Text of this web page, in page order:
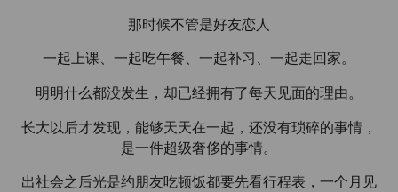
那时候不管是好友恋人
一起上课、一起吃午餐、一起补习、一起走回家。
明明什么都没发生，却已经拥有了每天见面的理由。
长大以后才发现，能够天天在一起，还没有琐碎的事情，
是一件超级奢侈的事情。
出社会之后光是约朋友吃顿饭都要先看行程表，一个月见